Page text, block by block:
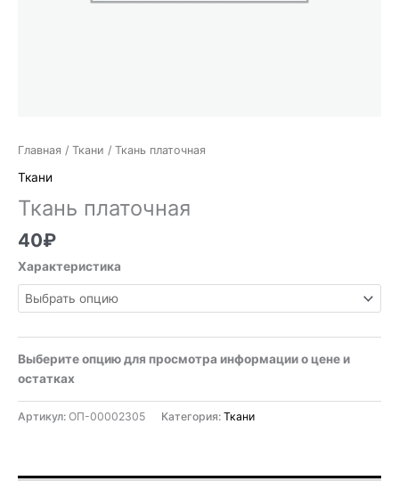
Главная / Ткани / Ткань платочная
Ткани
Ткань платочная
40₽
Характеристика
Выберите опцию для просмотра информации о цене и
остатках
Артикул: ОП-00002305 Категория: Ткани